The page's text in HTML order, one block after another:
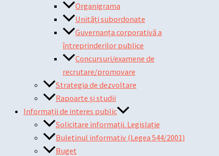
Organigrama
Unități subordonate
Guvernanța corporativă a
întreprinderilor publice
Concursuri/examene de
recrutare/promovare
Strategia de dezvoltare
Rapoarte și studii
Informații de interes public
Solicitare informații. Legislație
Buletinul informativ (Legea 544/2001)
Buget